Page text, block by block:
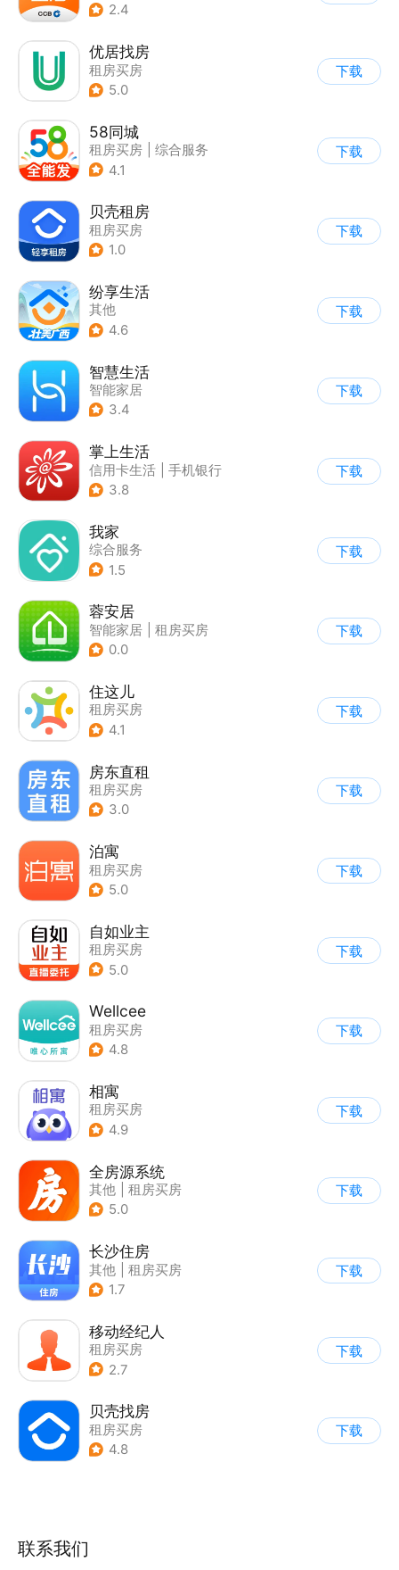
2.4
优居找房
租房买房
5.0
下载
58同城
租房买房
综合服务
4.1
下载
贝壳租房
租房买房
1.0
下载
纷享生活
其他
4.6
下载
智慧生活
智能家居
3.4
下载
掌上生活
信用卡生活
手机银行
3.8
下载
我家
综合服务
1.5
下载
蓉安居
智能家居
租房买房
0.0
下载
住这儿
租房买房
4.1
下载
房东直租
租房买房
3.0
下载
泊寓
租房买房
5.0
下载
自如业主
租房买房
5.0
下载
Wellcee
租房买房
4.8
下载
相寓
租房买房
4.9
下载
全房源系统
其他
租房买房
5.0
下载
长沙住房
其他
租房买房
1.7
下载
移动经纪人
租房买房
2.7
下载
贝壳找房
租房买房
4.8
下载
联系我们